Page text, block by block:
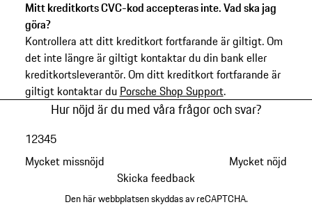
Mitt kreditkorts CVC-kod accepteras inte. Vad ska jag
göra?
Kontrollera att ditt kreditkort fortfarande är giltigt. Om
det inte längre är giltigt kontaktar du din bank eller
kreditkortsleverantör. Om ditt kreditkort fortfarande är
giltigt kontaktar du Porsche Shop Support.
Hur nöjd är du med våra frågor och svar?
Mycket missnöjd
12345
Mycket nöjd
Skicka feedback
Den här webbplatsen skyddas av reCAPTCHA.